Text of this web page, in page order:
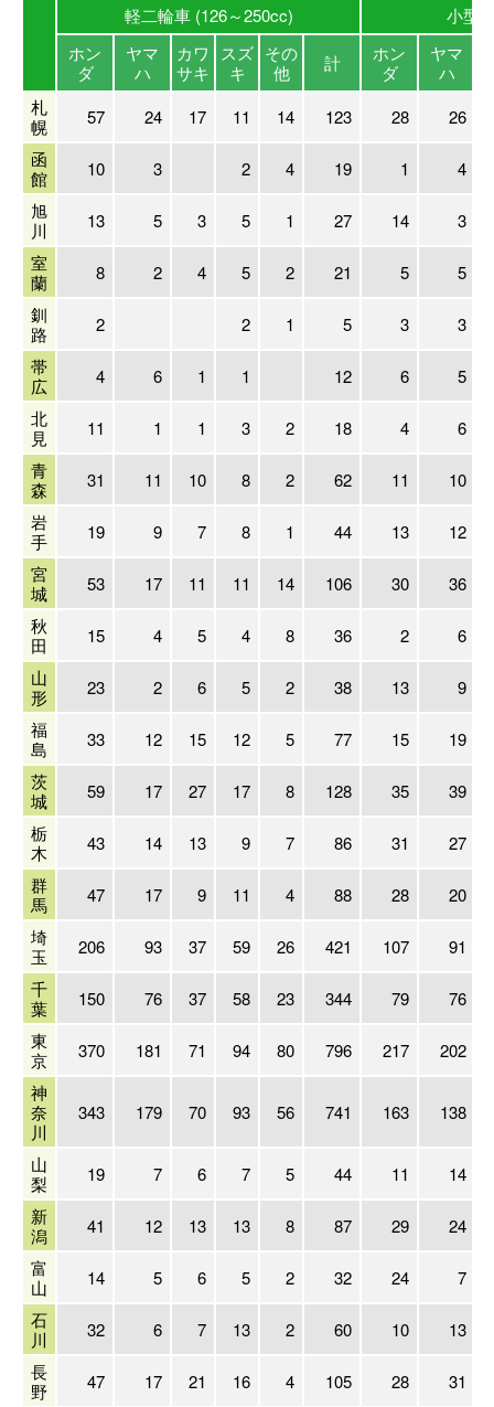
軽二輪車 (126～250cc)
小型
ホン
ダ
ヤマ
ハ
カワ
サキ
スズ
キ
その
他
計
ホン
ダ
ヤマ
ハ
札
幌
57 24 17 11 14 123 28
26
函
館
10 3 2 4 19 1
4
旭
川
13 5 3 5 1 27 14
3
室
蘭
8 2 4 5 2 21 5
5
釧
路
2 2 1 5 3
3
帯
広
4 6 1 1 12 6
5
北
見
11 1 1 3 2 18 4
6
青
森
31 11 10 8 2 62 11
10
岩
手
19 9 7 8 1 44 13
12
宮
城
53 17 11 11 14 106 30
36
秋
田
15 4 5 4 8 36 2
6
山
形
23 2 6 5 2 38 13
9
福
島
33 12 15 12 5 77 15
19
茨
城
59 17 27 17 8 128 35
39
栃
木
43 14 13 9 7 86 31
27
群
馬
47 17 9 11 4 88 28
20
埼
玉
206 93 37 59 26 421 107
91
千
葉
150 76 37 58 23 344 79
76
東
京
370 181 71 94 80 796 217
202
神
奈
川
343 179 70 93 56 741 163 138
山
梨
19 7 6 7 5 44 11
14
新
潟
41 12 13 13 8 87 29
24
富
山
14 5 6 5 2 32 24
7
石
川
32 6 7 13 2 60 10
13
長
野
47 17 21 16 4 105 28
31